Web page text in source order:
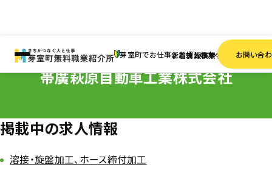
芽室町でお仕事をお探しの方へ
新着情報求人検索事業者一覧お問い合
帯廣萩原自動車工業株式会社
掲載中の求人情報
溶接・旋盤加工、ホース締付加工